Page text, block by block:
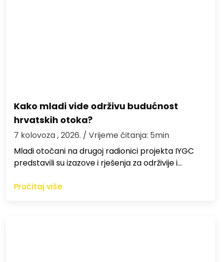
Kako mladi vide održivu budućnost
hrvatskih otoka?
7 kolovoza , 2026. / Vrijeme čitanja: 5min
Mladi otočani na drugoj radionici projekta IYGC
predstavili su izazove i rješenja za održivije i…
Pročitaj više